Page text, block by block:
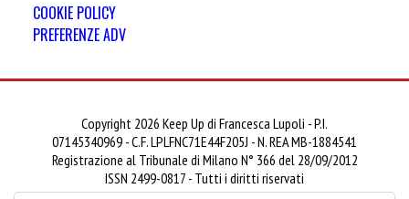
COOKIE POLICY
PREFERENZE ADV
Copyright 2026 Keep Up di Francesca Lupoli - P.I.
07145340969 - C.F. LPLFNC71E44F205J - N. REA MB-1884541
Registrazione al Tribunale di Milano N° 366 del 28/09/2012
ISSN 2499-0817 - Tutti i diritti riservati